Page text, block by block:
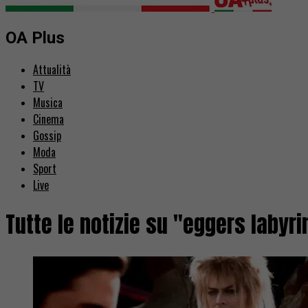
OA Plus
Attualità
TV
Musica
Cinema
Gossip
Moda
Sport
Live
Tutte le notizie su "eggers